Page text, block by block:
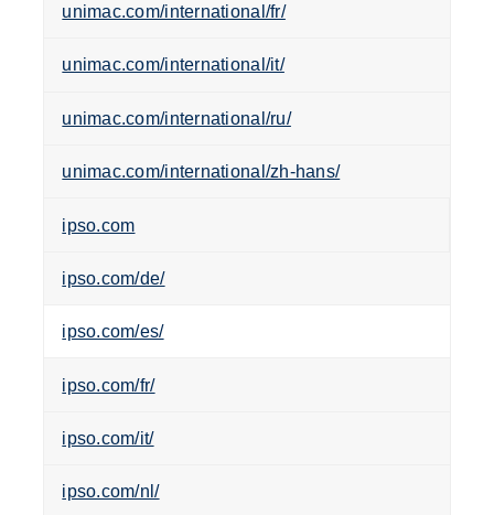
unimac.com/international/fr/
unimac.com/international/it/
unimac.com/international/ru/
unimac.com/international/zh-hans/
ipso.com
ipso.com/de/
ipso.com/es/
ipso.com/fr/
ipso.com/it/
ipso.com/nl/